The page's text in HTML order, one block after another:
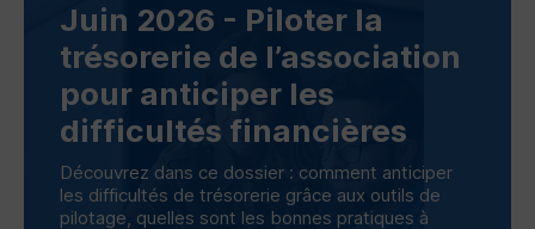
Juin 2026 - Piloter la
trésorerie de l’association
pour anticiper les
difficultés financières
Découvrez dans ce dossier : comment anticiper
les difficultés de trésorerie grâce aux outils de
pilotage, quelles sont les bonnes pratiques à